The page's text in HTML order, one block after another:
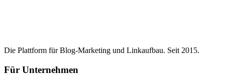
Die Plattform für Blog-Marketing und Linkaufbau. Seit 2015.
Für Unternehmen